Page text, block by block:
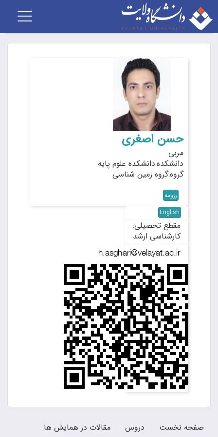
Toggle
حسن اصغری
مربی
دانشکده:دانشکده علوم پایه
گروه:گروه زمین شناسی
رزومه
English
مقطع تحصیلی:
کارشناسی ارشد
صفحه نخست دروس مقالات در همایش ها